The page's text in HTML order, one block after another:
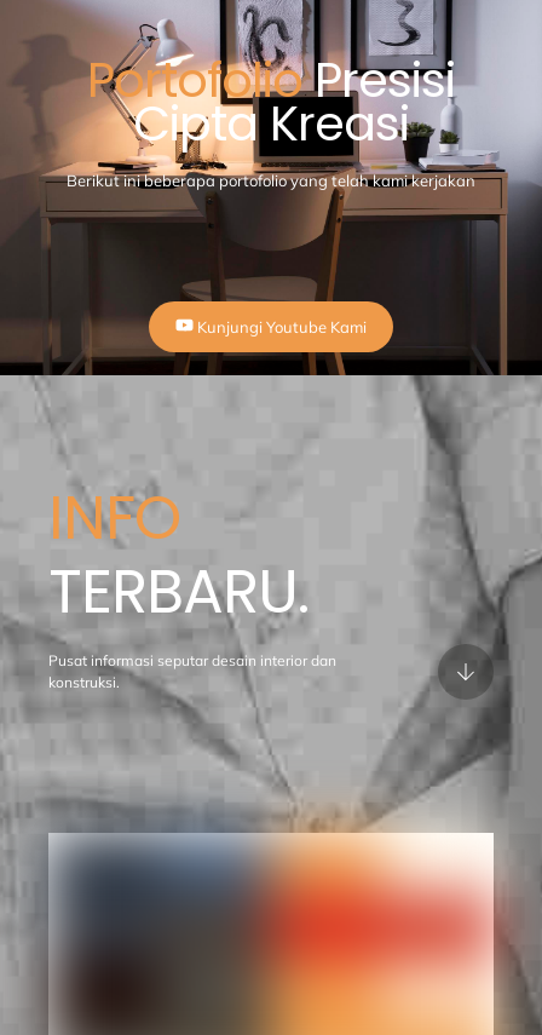
PortofolioPresisi
Cipta Kreasi
Berikut ini beberapa portofolio yang telah kami kerjakan
Kunjungi Youtube Kami
INFO
TERBARU.
Pusat informasi seputar desain interior dan
konstruksi.